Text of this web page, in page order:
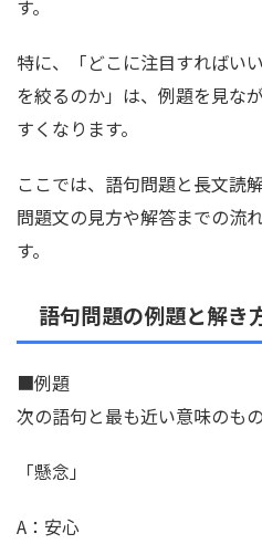
す。
特に、「どこに注目すればい
を絞るのか」は、例題を見な
すくなります。
ここでは、語句問題と長文読
問題文の見方や解答までの流
す。
語句問題の例題と解き
■例題
次の語句と最も近い意味のも
「懸念」
A：安心